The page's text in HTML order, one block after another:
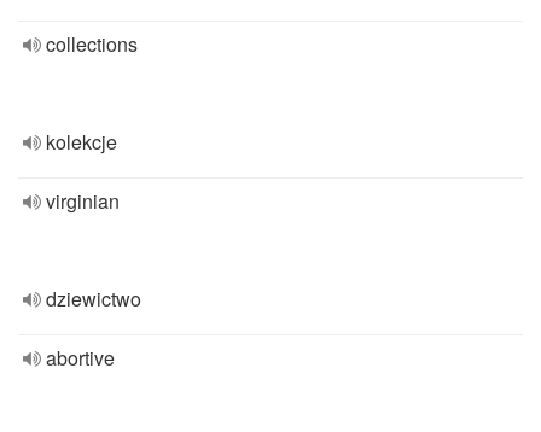
collections
kolekcje
virginian
dziewictwo
abortive